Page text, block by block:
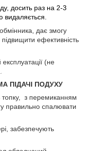
досить раз на 2-3
видаляється.
дає змогу
підвищити ефективність
(не
ПІДАЧІ ПОДУХУ
топку, з перемиканням
правильно спалювати
забезпечують